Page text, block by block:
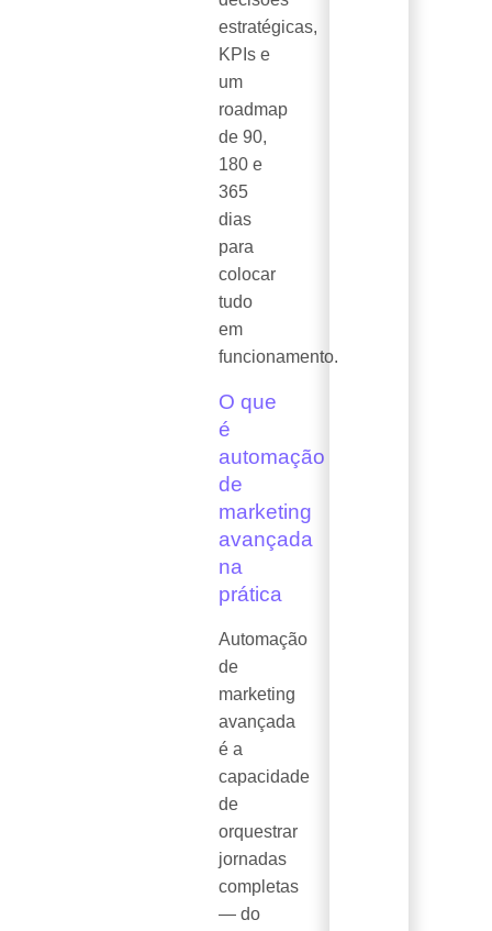
estratégicas,
KPIs e
um
roadmap
de 90,
180 e
365
dias
para
colocar
tudo
em
funcionamento.
O que
é
automação
de
marketing
avançada
na
prática
Automação
de
marketing
avançada
é a
capacidade
de
orquestrar
jornadas
completas
— do